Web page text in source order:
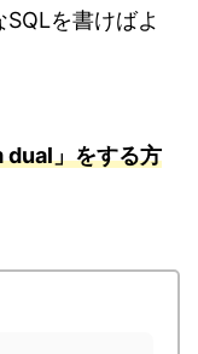
を書けばよ
」をする方